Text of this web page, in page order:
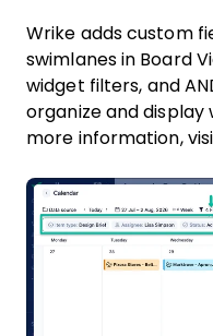
Wrike adds custom
swimlanes in Board
widget filters, and
organize and display
more information,